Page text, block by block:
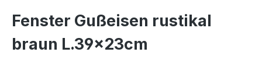
Fenster Gußeisen rustikal
braun L.39x23cm